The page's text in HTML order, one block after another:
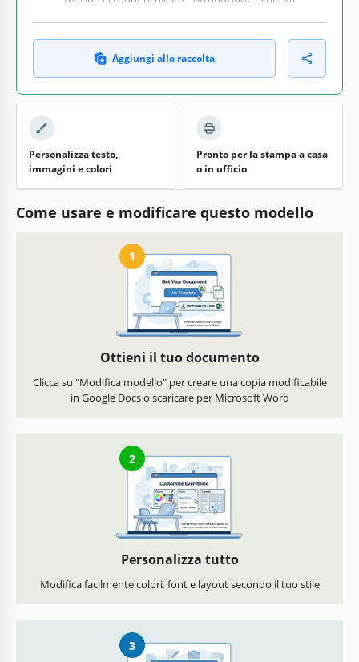
Aggiungi alla raccolta
Personalizza testo,
immagini e colori
Pronto per la stampa a casa
o in ufficio
Come usare e modificare questo modello
1
Ottieni il tuo documento
Clicca su "Modifica modello" per creare una copia modificabile
in Google Docs o scaricare per Microsoft Word
2
Personalizza tutto
Modifica facilmente colori, font e layout secondo il tuo stile
3